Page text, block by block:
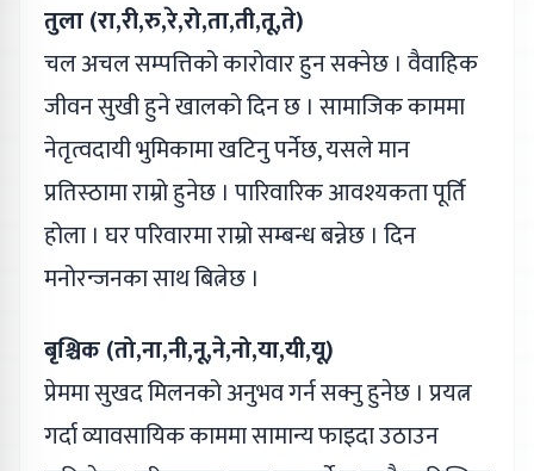
तुला (रा,री,रु,रे,रो,ता,ती,तू,ते)
चल अचल सम्पत्तिको कारोवार हुन सक्नेछ । वैवाहिक
जीवन सुखी हुने खालको दिन छ । सामाजिक काममा
नेतृत्वदायी भुमिकामा खटिनु पर्नेछ, यसले मान
प्रतिस्ठामा राम्रो हुनेछ । पारिवारिक आवश्यकता पूर्ति
होला । घर परिवारमा राम्रो सम्बन्ध बन्नेछ । दिन
मनोरन्जनका साथ बित्नेछ ।
बृश्चिक (तो,ना,नी,नू,ने,नो,या,यी,यू)
प्रेममा सुखद मिलनको अनुभव गर्न सक्नु हुनेछ । प्रयत्न
गर्दा व्यावसायिक काममा सामान्य फाइदा उठाउन